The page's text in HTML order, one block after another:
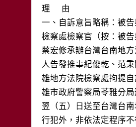
理	由
一、自訴意旨略稱：被
檢察處檢察官（按：被
蔡宏修承辦台灣台南地
人告發推事紀俊乾、范
雄地方法院檢察處拘提
雄市政府警察局苓雅分
翌（五）日送至台灣台
行犯外，非依法定程序